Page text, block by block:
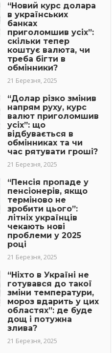
“Новий курс долара
в українських
банках
приголомшив усіх”:
скільки тепер
коштує валюта, чи
треба бігти в
обмінники?
21 Березня, 2025
“Долар різко змінив
напрям руху, курс
валют приголомшив
усіх”: що
відбувається в
обмінниках та чи
час рятувати гроші?
21 Березня, 2025
“Пенсія пропаде у
пенсіонерів, якщо
терміново не
зробити цього”:
літніх українців
чекають нові
проблеми у 2025
році
21 Березня, 2025
“Ніхто в Україні не
готувався до такої
зміни температури,
мороз вдарить у цих
областях”: де буде
дощ і потужна
злива?
21 Березня, 2025